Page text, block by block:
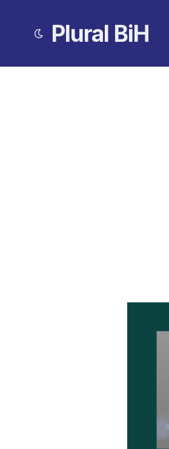
Plural BiH